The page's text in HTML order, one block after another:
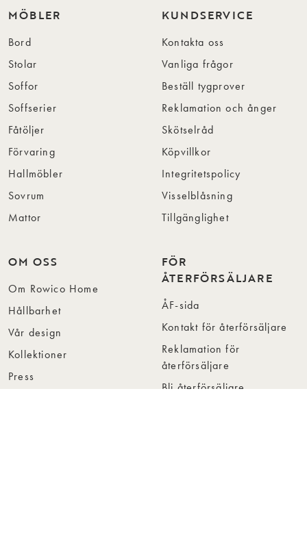
MÖBLER
Bord
Stolar
Soffor
Soffserier
Fåtöljer
Förvaring
Hallmöbler
Sovrum
Mattor
KUNDSERVICE
Kontakta oss
Vanliga frågor
Beställ tygprover
Reklamation och ånger
Skötselråd
Köpvillkor
Integritetspolicy
Visselblåsning
Tillgänglighet
OM OSS
Om Rowico Home
Hållbarhet
Vår design
Kollektioner
Press
FÖR
ÅTERFÖRSÄLJARE
ÅF-sida
Kontakt för återförsäljare
Reklamation för
återförsäljare
Bli återförsäljare